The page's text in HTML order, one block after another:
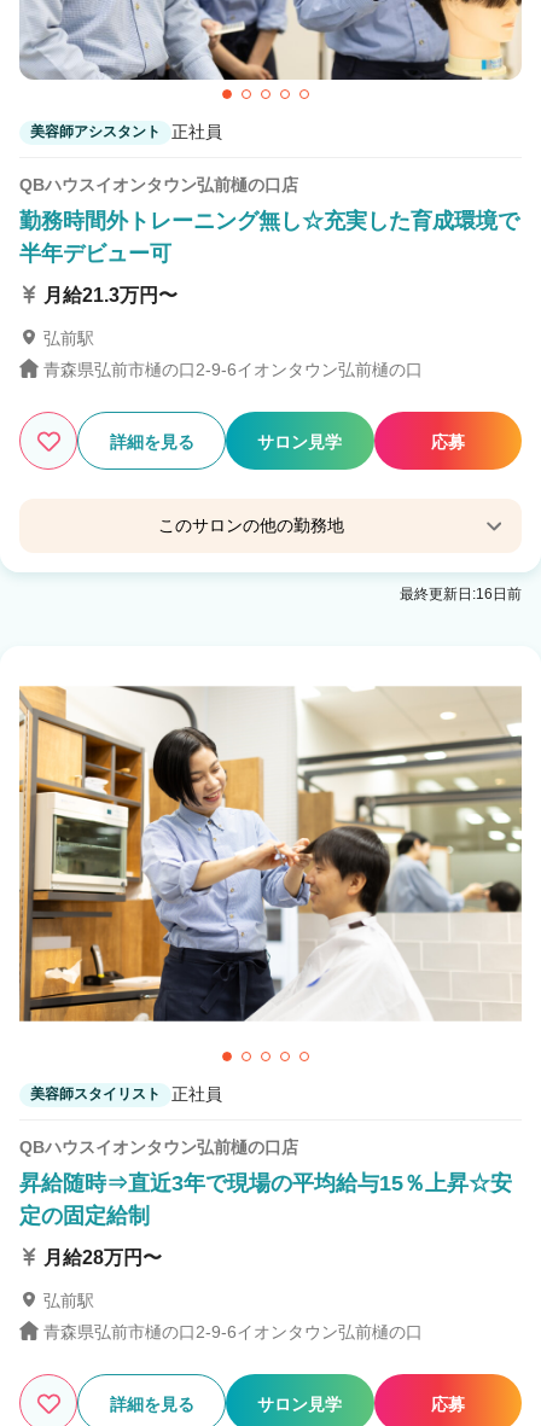
メンズサロンFADE&LINE 弘前
弘前駅 車11分
美容師アシスタント 正社員
QBハウスイオンタウン弘前樋の口店
勤務時間外トレーニング無し☆充実した育成環境で
半年デビュー可
月給21.3万円〜
弘前駅
青森県弘前市樋の口2-9-6イオンタウン弘前樋の口
詳細を見る サロン見学 応募
このサロンの他の勤務地
QBハウスＣｉｉＮＡ ＣｉｉＮＡ弘前店
最終更新日:16日前
美容師スタイリスト 正社員
QBハウスイオンタウン弘前樋の口店
昇給随時⇒直近3年で現場の平均給与15％上昇☆安
定の固定給制
月給28万円〜
弘前駅
青森県弘前市樋の口2-9-6イオンタウン弘前樋の口
詳細を見る サロン見学 応募